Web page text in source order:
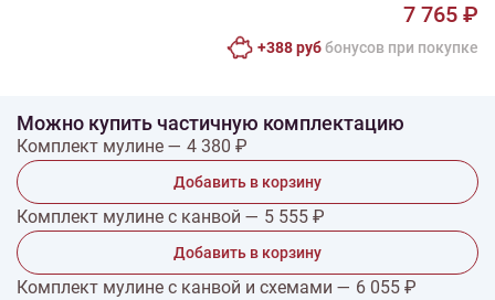
7 765 ₽
+388 руббонусов при покупке
Можно купить частичную комплектацию
Комплект мулине — 4 380 ₽
Добавить в корзину
Комплект мулине с канвой — 5 555 ₽
Добавить в корзину
Комплект мулине с канвой и схемами — 6 055 ₽